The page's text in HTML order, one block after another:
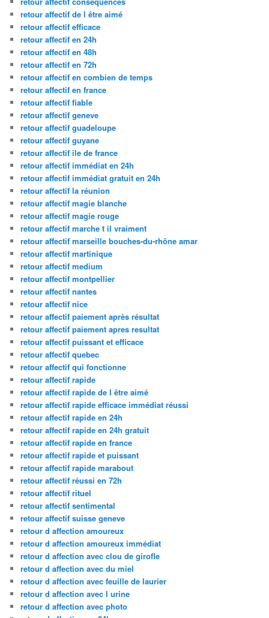
retour affectif de l être aimé
retour affectif efficace
retour affectif en 24h
retour affectif en 48h
retour affectif en 72h
retour affectif en combien de temps
retour affectif en france
retour affectif fiable
retour affectif geneve
retour affectif guadeloupe
retour affectif guyane
retour affectif ile de france
retour affectif immédiat en 24h
retour affectif immédiat gratuit en 24h
retour affectif la réunion
retour affectif magie blanche
retour affectif magie rouge
retour affectif marche t il vraiment
retour affectif marseille bouches-du-rhône amar
retour affectif martinique
retour affectif medium
retour affectif montpellier
retour affectif nantes
retour affectif nice
retour affectif paiement après résultat
retour affectif paiement apres resultat
retour affectif puissant et efficace
retour affectif quebec
retour affectif qui fonctionne
retour affectif rapide
retour affectif rapide de l être aimé
retour affectif rapide efficace immédiat réussi
retour affectif rapide en 24h
retour affectif rapide en 24h gratuit
retour affectif rapide en france
retour affectif rapide et puissant
retour affectif rapide marabout
retour affectif réussi en 72h
retour affectif rituel
retour affectif sentimental
retour affectif suisse geneve
retour d affection amoureux
retour d affection amoureux immédiat
retour d affection avec clou de girofle
retour d affection avec du miel
retour d affection avec feuille de laurier
retour d affection avec l urine
retour d affection avec photo